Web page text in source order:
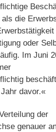
die
oder
Im Juni
davor.«
der
genauer